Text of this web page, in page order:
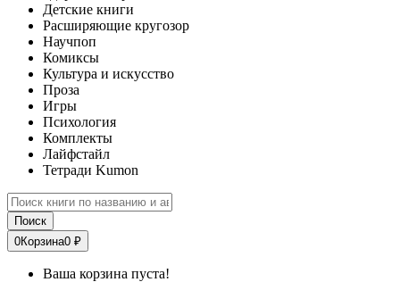
Детские книги
Расширяющие кругозор
Научпоп
Комиксы
Культура и искусство
Проза
Игры
Психология
Комплекты
Лайфстайл
Тетради Kumon
Поиск
0Корзина0 ₽
Ваша корзина пуста!